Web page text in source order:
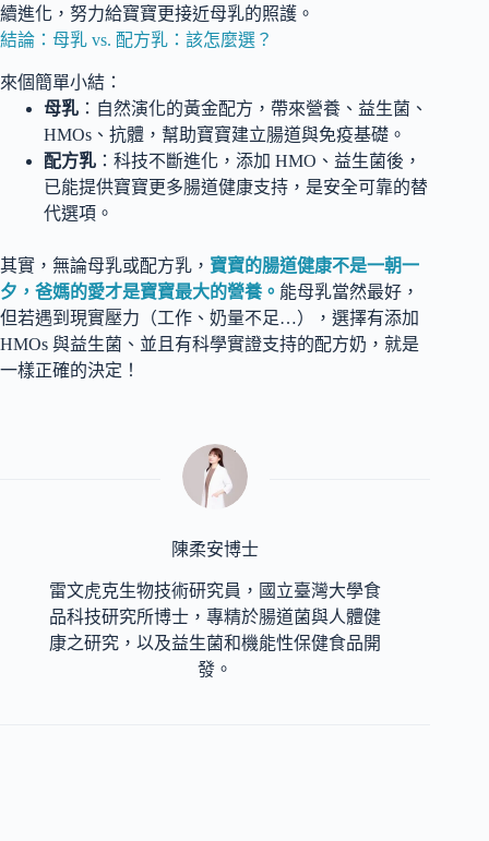
續進化，努力給寶寶更接近母乳的照護。
結論：母乳 vs. 配方乳：該怎麼選？
來個簡單小結：
母乳 ：自然演化的黃金配方，帶來營養、益生菌、
HMOs、抗體，幫助寶寶建立腸道與免疫基礎。
配方乳 ：科技不斷進化，添加 HMO、益生菌後，
已能提供寶寶更多腸道健康支持，是安全可靠的替
代選項。
其實，無論母乳或配方乳， 寶寶的腸道健康不是一朝一
夕，爸媽的愛才是寶寶最大的營養。 能母乳當然最好，
但若遇到現實壓力（工作、奶量不足…），選擇有添加
HMOs 與益生菌、並且有科學實證支持的配方奶，就是
一樣正確的決定！
陳柔安博士
雷文虎克生物技術研究員，國立臺灣大學食
品科技研究所博士，專精於腸道菌與人體健
康之研究，以及益生菌和機能性保健食品開
發。